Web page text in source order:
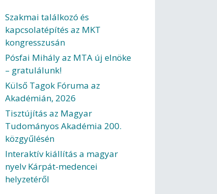
Szakmai találkozó és
kapcsolatépítés az MKT
kongresszusán
Pósfai Mihály az MTA új elnöke
– gratulálunk!
Külső Tagok Fóruma az
Akadémián, 2026
Tisztújítás az Magyar
Tudományos Akadémia 200.
közgyűlésén
Interaktív kiállítás a magyar
nyelv Kárpát-medencei
helyzetéről